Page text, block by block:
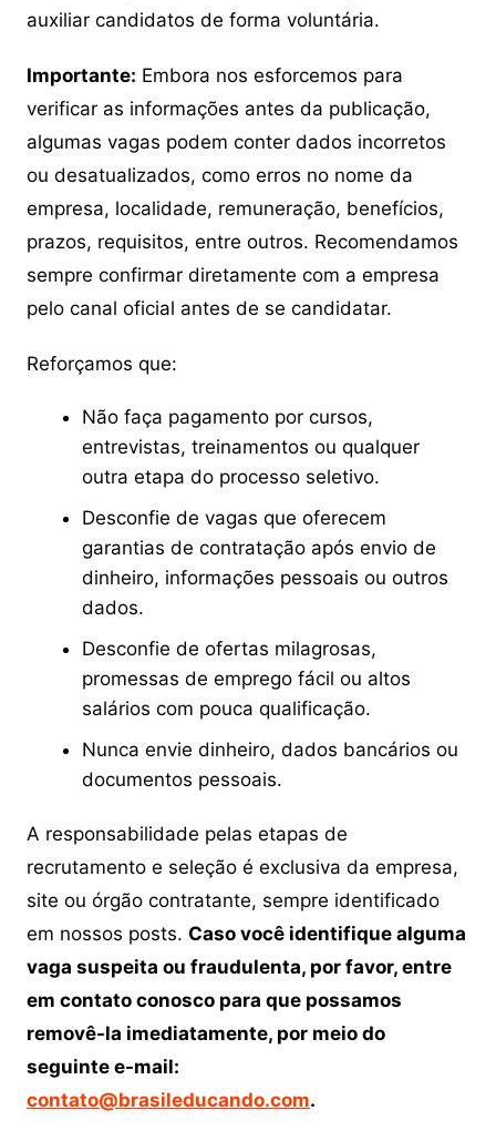
auxiliar candidatos de forma voluntária.
Importante: Embora nos esforcemos para
verificar as informações antes da publicação,
algumas vagas podem conter dados incorretos
ou desatualizados, como erros no nome da
empresa, localidade, remuneração, benefícios,
prazos, requisitos, entre outros. Recomendamos
sempre confirmar diretamente com a empresa
pelo canal oficial antes de se candidatar.
Reforçamos que:
Não faça pagamento por cursos,
entrevistas, treinamentos ou qualquer
outra etapa do processo seletivo.
Desconfie de vagas que oferecem
garantias de contratação após envio de
dinheiro, informações pessoais ou outros
dados.
Desconfie de ofertas milagrosas,
promessas de emprego fácil ou altos
salários com pouca qualificação.
Nunca envie dinheiro, dados bancários ou
documentos pessoais.
A responsabilidade pelas etapas de
recrutamento e seleção é exclusiva da empresa,
site ou órgão contratante, sempre identificado
em nossos posts. Caso você identifique alguma
vaga suspeita ou fraudulenta, por favor, entre
em contato conosco para que possamos
removê-la imediatamente, por meio do
seguinte e-mail:
contato@brasileducando.com.